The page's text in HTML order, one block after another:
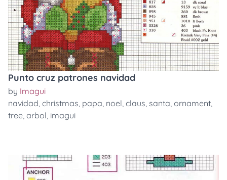
Punto cruz patrones navidad
by Imagui
navidad, christmas, papa, noel, claus, santa, ornament,
tree, arbol, imagui